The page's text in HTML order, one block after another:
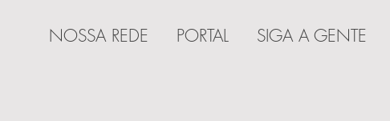
NOSSA REDE PORTAL SIGA A GENTE